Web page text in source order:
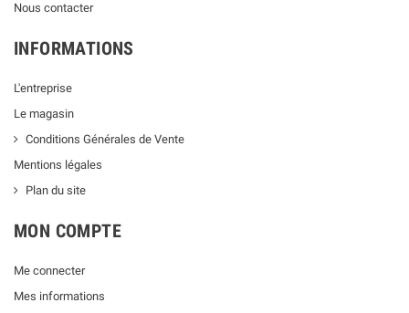
Nous contacter
INFORMATIONS
L'entreprise
Le magasin
Conditions Générales de Vente
Mentions légales
Plan du site
MON COMPTE
Me connecter
Mes informations